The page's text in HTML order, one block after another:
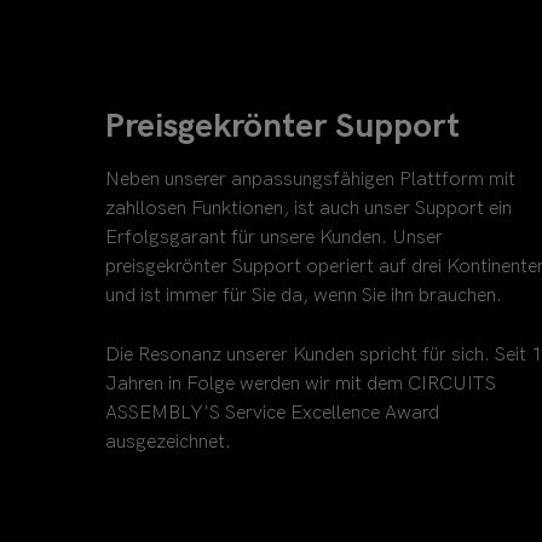
Preisgekrönter Support
Neben unserer anpassungsfähigen Plattform mit
zahllosen Funktionen, ist auch unser Support ein
Erfolgsgarant für unsere Kunden. Unser
preisgekrönter Support operiert auf drei
und ist immer für Sie da, wenn Sie ihn brauchen.
Die Resonanz unserer Kunden spricht für sich. Seit
Jahren in Folge werden wir mit dem CIRCUITS
ASSEMBLY'S Service Excellence Award
ausgezeichnet.